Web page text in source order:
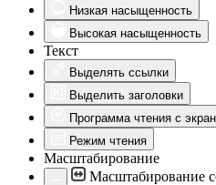
Низкая насыщенность
Высокая насыщенность
Текст
Выделять ссылки
Выделить заголовки
Программа чтения с
Режим чтения
Масштабирование
Масштабирование